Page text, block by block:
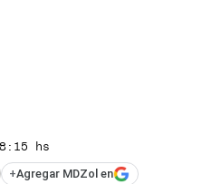
hs
+Agregar MDZol en